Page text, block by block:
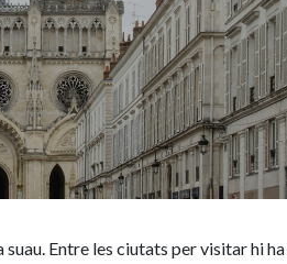
Entre les ciutats per visitar hi